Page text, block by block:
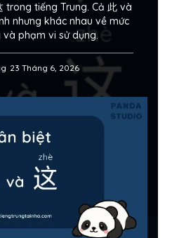
trong tiếng Trung. Cả 此 và
nhưng khác nhau về mức
phạm vi sử dụng.
23 Tháng 6, 2026